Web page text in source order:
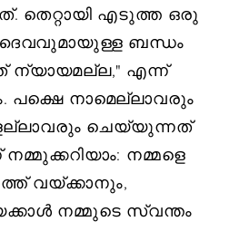
തെറ്റായി എടുത്ത ഒരു
ബന്ധം
ന്യായമല്ല," എന്ന്
പക്ഷെ നാമെല്ലാവരും
ചെയ്യുന്നത്
നമ്മളെ
വയ്ക്കാനും,
നമ്മുടെ സ്വന്തം